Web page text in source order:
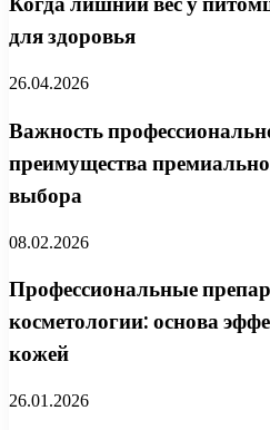
для здоровья
26.04.2026
Важность
преимущества
выбора
08.02.2026
Профессиональные
косметологии: основа
кожей
26.01.2026